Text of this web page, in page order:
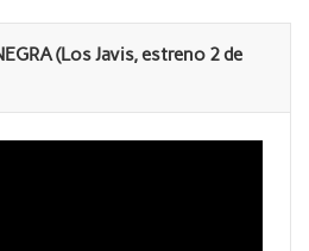
(Los Javis, estreno 2 de